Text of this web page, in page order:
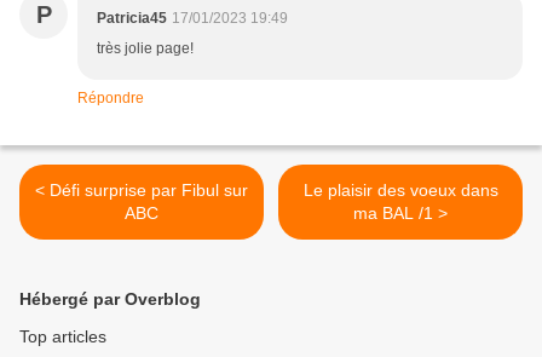
P Patricia45 17/01/2023 19:49
très jolie page!
Répondre
< Défi surprise par Fibul sur
ABC
Le plaisir des voeux dans
ma BAL /1 >
Hébergé par Overblog
Top articles